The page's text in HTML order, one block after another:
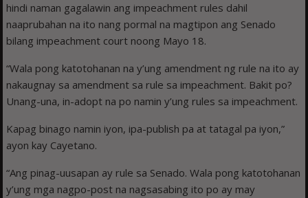
hindi naman gagalawin ang impeachment rules dahil
naaprubahan na ito nang pormal na magtipon ang Senado
bilang impeachment court noong Mayo 18.
“Wala pong katotohanan na y’ung amendment ng rule na ito ay
nakaugnay sa amendment sa rule sa impeachment. Bakit po?
Unang-una, in-adopt na po namin y’ung rules sa impeachment.
Kapag binago namin iyon, ipa-publish pa at tatagal pa iyon,”
ayon kay Cayetano.
“Ang pinag-uusapan ay rule sa Senado. Wala pong katotohanan
y’ung mga nagpo-post na nagsasabing ito po ay may